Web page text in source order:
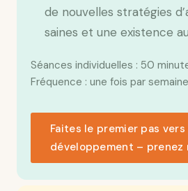
de nouvelles stratégies
saines et une existence
Séances individuelles : 50
Fréquence : une fois par semaine
Faites le premier pas
développement – prenez